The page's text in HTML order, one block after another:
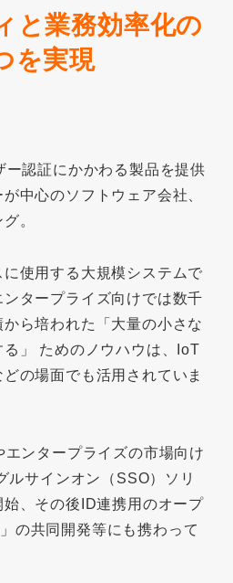
と業務効率化の
を実現
ー認証にかかわる製品を提供
中心のソフトウェア会社、
。
使用する大規模システムで
タープライズ向けでは数千
ら培われた「大量の小さな
」 ためのノウハウは、IoT
の場面でも活用されていま
ンタープライズの市場向け
ルサインオン（SSO）ソリ
始、その後ID連携用のオープ
の共同開発等にも携わって